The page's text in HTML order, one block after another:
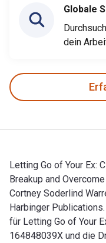
Globale
dein
Letting Go of Your Ex:
Breakup and
Cortney Soderlind
Harbinger
für Letting Go of Your
164848039X und die